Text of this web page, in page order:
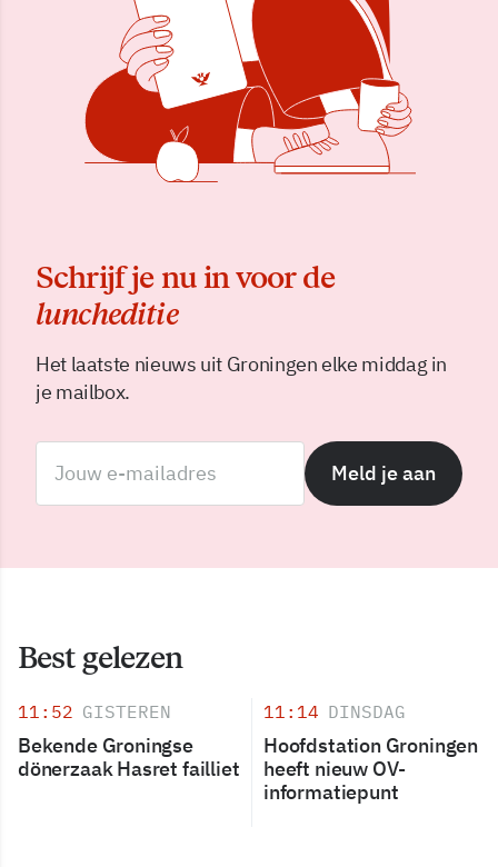
Schrijf je nu in voor de
luncheditie
Het laatste nieuws uit Groningen elke middag in
je mailbox.
Meld je aan
Best gelezen
11:52 GISTEREN
Bekende Groningse
dönerzaak Hasret failliet
11:14 DINSDAG
Hoofdstation Groningen
heeft nieuw OV-
informatiepunt